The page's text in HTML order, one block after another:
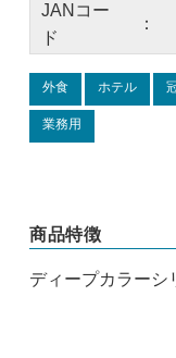
JANコー
ド
：
外食 ホテル
業務用
商品特徴
ディープカラーシ